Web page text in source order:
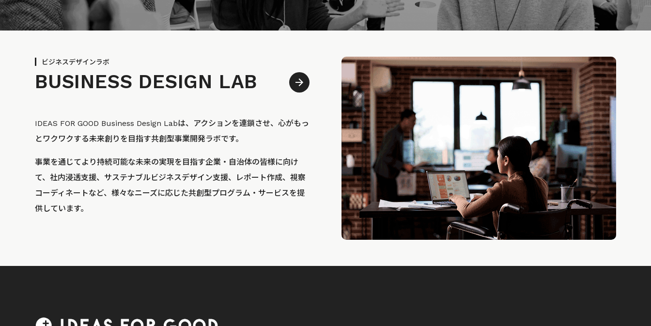
ビジネスデザインラボ
BUSINESS DESIGN LAB
IDEAS FOR GOOD Business Design Labは、アクションを連鎖させ、心がもっ
とワクワクする未来創りを目指す共創型事業開発ラボです。
事業を通じてより持続可能な未来の実現を目指す企業・自治体の皆様に向け
て、社内浸透支援、サステナブルビジネスデザイン支援、レポート作成、視察
コーディネートなど、様々なニーズに応じた共創型プログラム・サービスを提
供しています。